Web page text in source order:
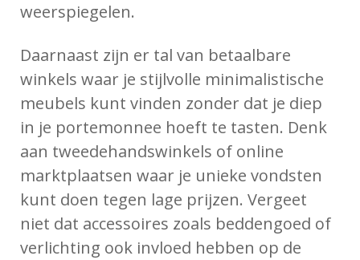
weerspiegelen.
Daarnaast zijn er tal van betaalbare
winkels waar je stijlvolle minimalistische
meubels kunt vinden zonder dat je diep
in je portemonnee hoeft te tasten. Denk
aan tweedehandswinkels of online
marktplaatsen waar je unieke vondsten
kunt doen tegen lage prijzen. Vergeet
niet dat accessoires zoals beddengoed of
verlichting ook invloed hebben op de